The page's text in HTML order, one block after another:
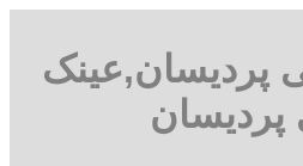
پردیسان,عینک